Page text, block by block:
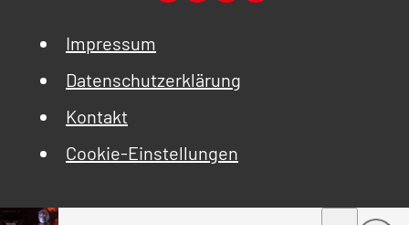
Impressum
Datenschutzerklärung
Kontakt
Cookie-Einstellungen